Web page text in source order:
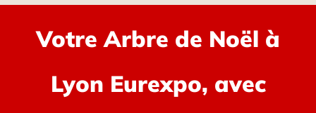
Votre Arbre de Noël à
Lyon Eurexpo, avec